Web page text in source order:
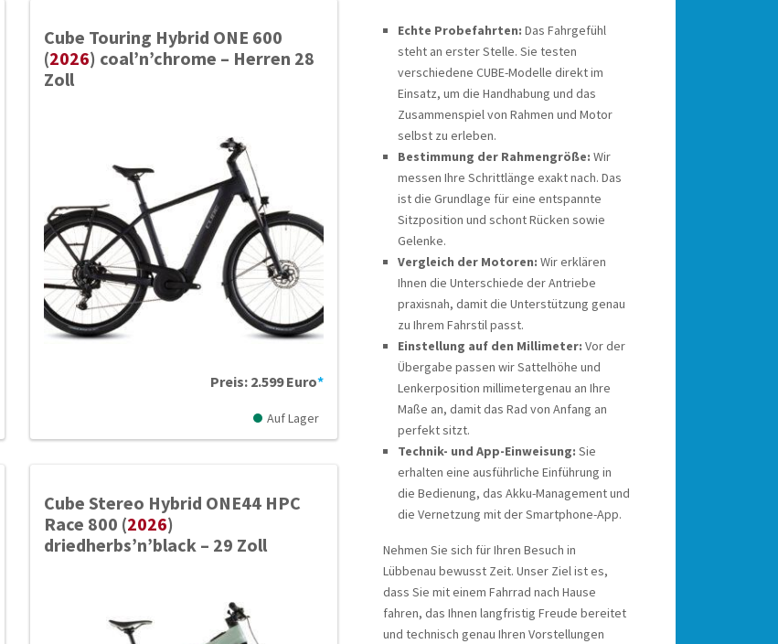
Cube Touring Hybrid ONE 600
(2026) coal’n’chrome – Herren 28
Zoll
Preis: 2.599 Euro*
Auf Lager
Cube Stereo Hybrid ONE44 HPC
Race 800 (2026)
driedherbs’n’black – 29 Zoll
Echte Probefahrten: Das Fahrgefühl
steht an erster Stelle. Sie testen
verschiedene CUBE-Modelle direkt im
Einsatz, um die Handhabung und das
Zusammenspiel von Rahmen und Motor
selbst zu erleben.
Bestimmung der Rahmengröße: Wir
messen Ihre Schrittlänge exakt nach. Das
ist die Grundlage für eine entspannte
Sitzposition und schont Rücken sowie
Gelenke.
Vergleich der Motoren: Wir erklären
Ihnen die Unterschiede der Antriebe
praxisnah, damit die Unterstützung genau
zu Ihrem Fahrstil passt.
Einstellung auf den Millimeter: Vor der
Übergabe passen wir Sattelhöhe und
Lenkerposition millimetergenau an Ihre
Maße an, damit das Rad von Anfang an
perfekt sitzt.
Technik- und App-Einweisung: Sie
erhalten eine ausführliche Einführung in
die Bedienung, das Akku-Management und
die Vernetzung mit der Smartphone-App.
Nehmen Sie sich für Ihren Besuch in
Lübbenau bewusst Zeit. Unser Ziel ist es,
dass Sie mit einem Fahrrad nach Hause
fahren, das Ihnen langfristig Freude bereitet
und technisch genau Ihren Vorstellungen